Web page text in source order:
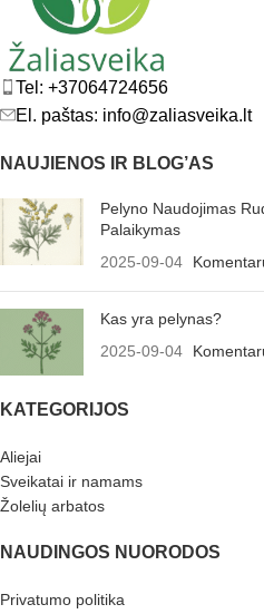
Tel: +37064724656
El. paštas: info@zaliasveika.lt
NAUJIENOS IR BLOG’AS
Pelyno Naudojimas
Palaikymas
2025-09-04
Kas yra pelynas?
2025-09-04
KATEGORIJOS
Aliejai
Sveikatai ir namams
Žolelių arbatos
NAUDINGOS NUORODOS
Privatumo politika